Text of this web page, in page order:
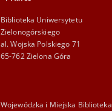
Biblioteka Uniwersytetu
Zielonogórskiego
al. Wojska Polskiego 71
65-762 Zielona Góra
Wojewódzka i Miejska Biblioteka